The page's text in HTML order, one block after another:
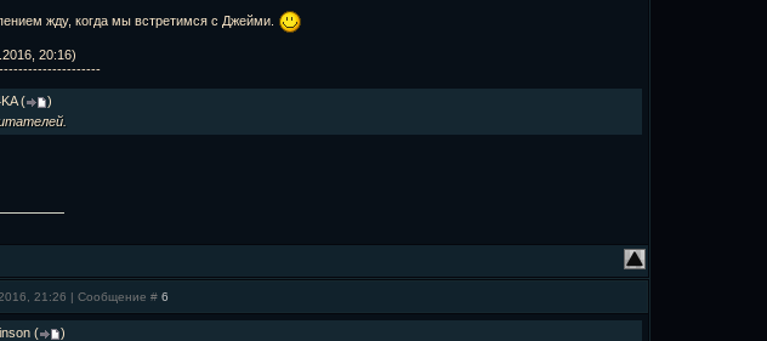
жду, когда мы встретимся с Джейми.
20:16)
(
)
21:26 | Сообщение # 6
(
)